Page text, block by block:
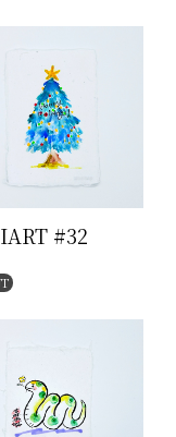
#32